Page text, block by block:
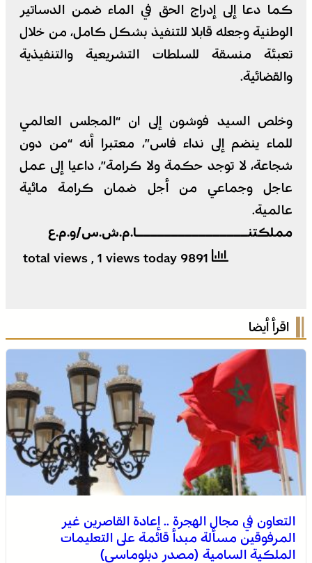
كما دعا إلى إدراج الحق في الماء ضمن الدساتير
الوطنية وجعله قابلا للتنفيذ بشكل كامل، من خلال
تعبئة منسقة للسلطات التشريعية والتنفيذية
والقضائية.
وخلص السيد فوشون إلى ان “المجلس العالمي
للماء ينضم إلى نداء فاس”، معتبرا أنه “من دون
شجاعة، لا توجد حكمة ولا كرامة”، داعيا إلى عمل
عاجل وجماعي من أجل ضمان كرامة مائية
عالمية.
مملكتنــــــــــــــــا.م.ش.س/و.م.ع
, 1 views today
اقرأ أيضا
التعاون في مجال الهجرة .. إعادة القاصرين غير
المرفوقين مسألة مبدأ قائمة على التعليمات
الملكية السامية (مصدر دبلوماسي)